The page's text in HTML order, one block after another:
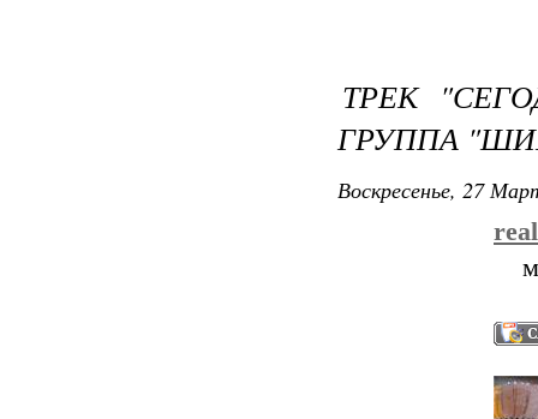
ТРЕК
ГРУППА
Воскресенье, 27